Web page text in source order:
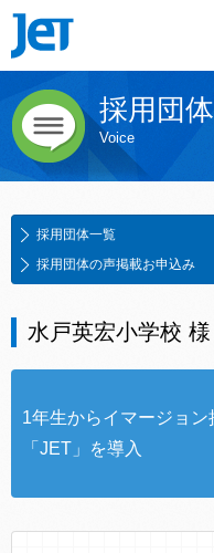
採用団
Voice
採用団体一覧
採用団体の声掲載お申込み
水戸英宏小学校 様
1年生からイマージョ
「JET」を導入